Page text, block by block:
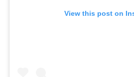
View this post on